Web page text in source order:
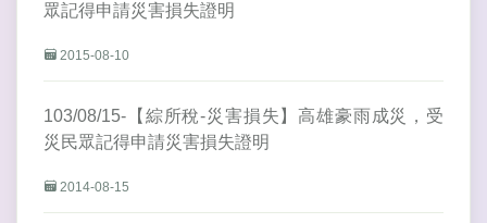
眾記得申請災害損失證明
2015-08-10
103/08/15-【綜所稅-災害損失】高雄豪雨成災，受
災民眾記得申請災害損失證明
2014-08-15